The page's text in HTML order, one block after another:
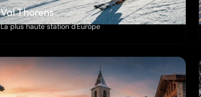
Val Thorens
La plus haute station d'Europe